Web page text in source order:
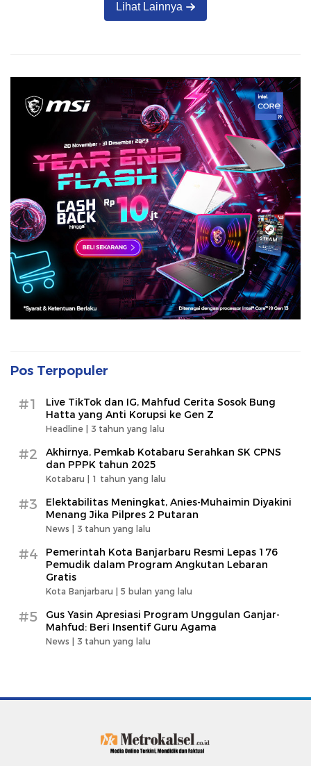
Lihat Lainnya
Pos Terpopuler
#1
Live TikTok dan IG, Mahfud Cerita Sosok Bung
Hatta yang Anti Korupsi ke Gen Z
Headline | 3 tahun yang lalu
#2
Akhirnya, Pemkab Kotabaru Serahkan SK CPNS
dan PPPK tahun 2025
Kotabaru | 1 tahun yang lalu
#3
Elektabilitas Meningkat, Anies-Muhaimin Diyakini
Menang Jika Pilpres 2 Putaran
News | 3 tahun yang lalu
#4
Pemerintah Kota Banjarbaru Resmi Lepas 176
Pemudik dalam Program Angkutan Lebaran
Gratis
Kota Banjarbaru | 5 bulan yang lalu
#5
Gus Yasin Apresiasi Program Unggulan Ganjar-
Mahfud: Beri Insentif Guru Agama
News | 3 tahun yang lalu